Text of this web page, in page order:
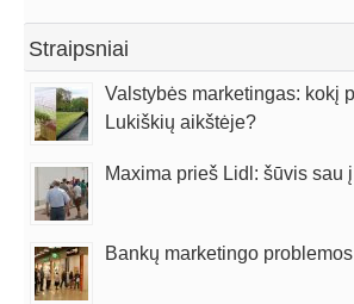
Straipsniai
Valstybės marketingas: kokį
Lukiškių aikštėje?
Maxima prieš Lidl: šūvis sau
Bankų marketingo problemos